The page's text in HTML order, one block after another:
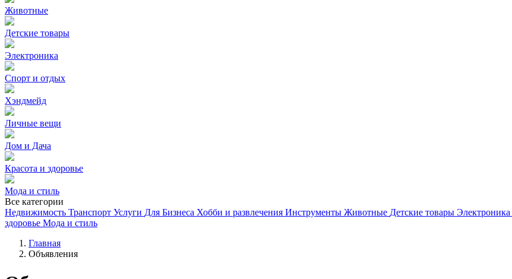
Животные
Детские товары
Электроника
Спорт и отдых
Хэндмейд
Личные вещи
Дом и Дача
Красота и здоровье
Мода и стиль
Все категории
Недвижимость Транспорт Услуги Для Бизнеса Хобби и развлечения Инструменты Животные Детские товары Электроника
здоровье Мода и стиль
Главная
Объявления